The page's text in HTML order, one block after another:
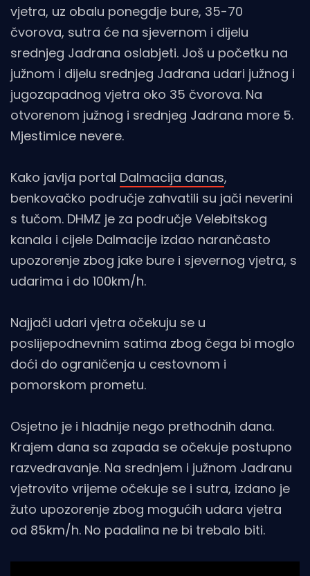
vjetra, uz obalu ponegdje bure, 35-70
čvorova, sutra će na sjevernom i dijelu
srednjeg Jadrana oslabjeti. Još u početku na
južnom i dijelu srednjeg Jadrana udari južnog i
jugozapadnog vjetra oko 35 čvorova. Na
otvorenom južnog i srednjeg Jadrana more 5.
Mjestimice nevere.
Kako javlja portal Dalmacija danas,
benkovačko područje zahvatili su jači neverini
s tučom. DHMZ je za područje Velebitskog
kanala i cijele Dalmacije izdao narančasto
upozorenje zbog jake bure i sjevernog vjetra, s
udarima i do 100km/h.
Najjači udari vjetra očekuju se u
poslijepodnevnim satima zbog čega bi moglo
doći do ograničenja u cestovnom i
pomorskom prometu.
Osjetno je i hladnije nego prethodnih dana.
Krajem dana sa zapada se očekuje postupno
razvedravanje. Na srednjem i južnom Jadranu
vjetrovito vrijeme očekuje se i sutra, izdano je
žuto upozorenje zbog mogućih udara vjetra
od 85km/h. No padalina ne bi trebalo biti.